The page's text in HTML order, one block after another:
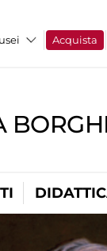
Acquista